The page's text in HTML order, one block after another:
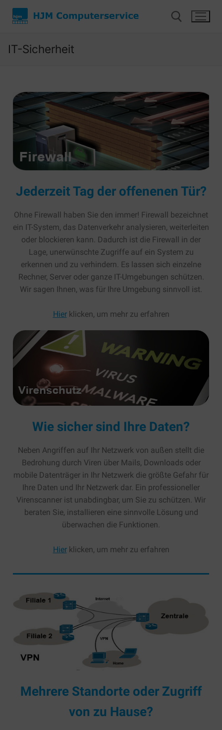
Start
Unsere Leistungen
Cloud-Lösungen
Software as a Service
E-Mail-Archivierung
Hosted Exchange
Cloud-Speicher
Web- und E-Mailhosting
Swyx
Installation Netzwerktechnik
Netzwerktechnik
Installation der 19″ Technik
IT-Sicherheit
Firewall
Virenschutz
IT-Lösungen
Server und Storages
Client-Lösungen
IT-Infrastruktur
Präsentationstechnik
Interaktive Displays
Beamer und mehr
Unified Communications
All-IP Umstellung
3CX
Swyx
Hard- und Software
Software
Hardware
Beratung und Planung
Betrieb und Support
Installation der Plattform für Ihre
Anwendungen
Virtualisierung
Microsoft Exchange
Über uns
Wir über uns
Mitarbeiter
Referenzen
Anfahrt
Allgemeine Geschäftsbedingungen (AGB)
Kontakt
IT-Sicherheit
Jederzeit Tag der offenenen Tür?
Ohne Firewall haben Sie den immer! Firewall bezeichnet
ein IT-System, das Datenverkehr analysieren, weiterleiten
oder blockieren kann. Dadurch ist die Firewall in der
Lage, unerwünschte Zugriffe auf ein System zu
erkennen und zu verhindern. Es lassen sich einzelne
Rechner, Server oder ganze IT-Umgebungen schützen.
Wir sagen Ihnen, was für Ihre Umgebung sinnvoll ist.
Hierklicken, um mehr zu erfahren
Wie sicher sind Ihre Daten?
Neben Angriffen auf Ihr Netzwerk von außen stellt die
Bedrohung durch Viren über Mails, Downloads oder
mobile Datenträger in Ihr Netzwerk die größte Gefahr für
Ihre Daten und Ihr Netzwerk dar. Ein professioneller
Virenscanner ist unabdingbar, um Sie zu schützen. Wir
beraten Sie, installieren eine sinnvolle Lösung und
überwachen die Funktionen.
Hierklicken, um mehr zu erfahren
Mehrere Standorte oder Zugriff
von zu Hause?